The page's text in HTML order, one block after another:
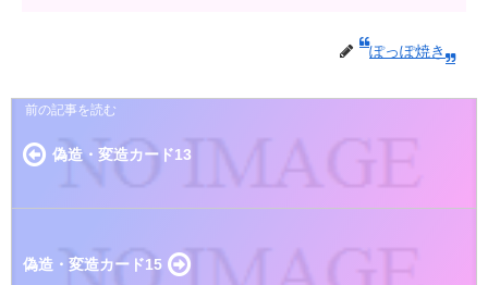
ぽっぽ焼き
偽造・変造カード13
偽造・変造カード15